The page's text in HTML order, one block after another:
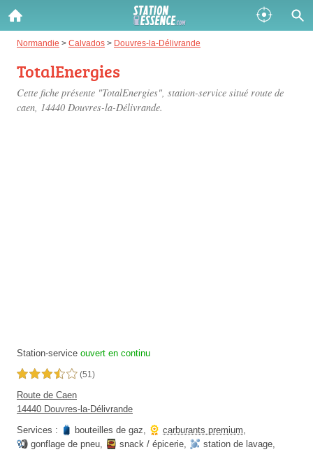
Normandie > Calvados > Douvres-la-Délivrande
TotalEnergies
Cette fiche présente "TotalEnergies", station-service situé route de
caen, 14440 Douvres-la-Délivrande.
Station-service ouvert en continu
3,5 étoiles sur 5 (51)
Route de Caen
14440 Douvres-la-Délivrande
Services :
bouteilles de gaz, carburants premium,
gonflage de pneu, snack / épicerie, station de lavage,
Gazole :
Disponible
SP 98 :